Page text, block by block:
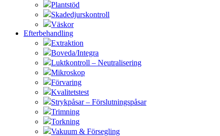
Plantstöd
Skadedjurskontroll
Väskor
Efterbehandling
Extraktion
Boveda/Integra
Luktkontroll – Neutralisering
Mikroskop
Förvaring
Kvalitetstest
Strykpåsar – Förslutningspåsar
Trimning
Torkning
Vakuum & Försegling